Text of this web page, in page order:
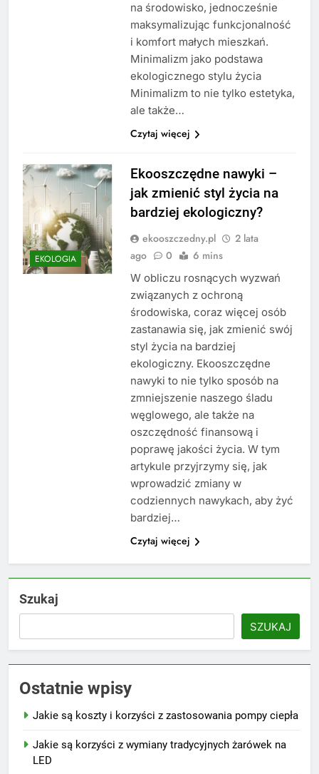
na środowisko, jednocześnie
maksymalizując funkcjonalność
i komfort małych mieszkań.
Minimalizm jako podstawa
ekologicznego stylu życia
Minimalizm to nie tylko estetyka,
ale także…
Czytaj więcej
EKOLOGIA
Ekooszczędne nawyki –
jak zmienić styl życia na
bardziej ekologiczny?
ekooszczedny.pl
2 lata
ago
0 6 mins
W obliczu rosnących wyzwań
związanych z ochroną
środowiska, coraz więcej osób
zastanawia się, jak zmienić swój
styl życia na bardziej
ekologiczny. Ekooszczędne
nawyki to nie tylko sposób na
zmniejszenie naszego śladu
węglowego, ale także na
oszczędność finansową i
poprawę jakości życia. W tym
artykule przyjrzymy się, jak
wprowadzić zmiany w
codziennych nawykach, aby żyć
bardziej…
Czytaj więcej
Szukaj
SZUKAJ
Ostatnie wpisy
Jakie są koszty i korzyści z zastosowania pompy ciepła
Jakie są korzyści z wymiany tradycyjnych żarówek na
LED